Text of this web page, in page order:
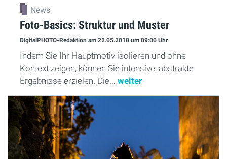
News
Foto-Basics: Struktur und Muster
DigitalPHOTO-Redaktion am 22.05.2018 um 09:00 Uhr
Indem Sie Ihr Hauptmotiv isolieren und ohne
Kontext zeigen, können Sie intensive, abstrakte
Ergebnisse erzielen. Die... weiter